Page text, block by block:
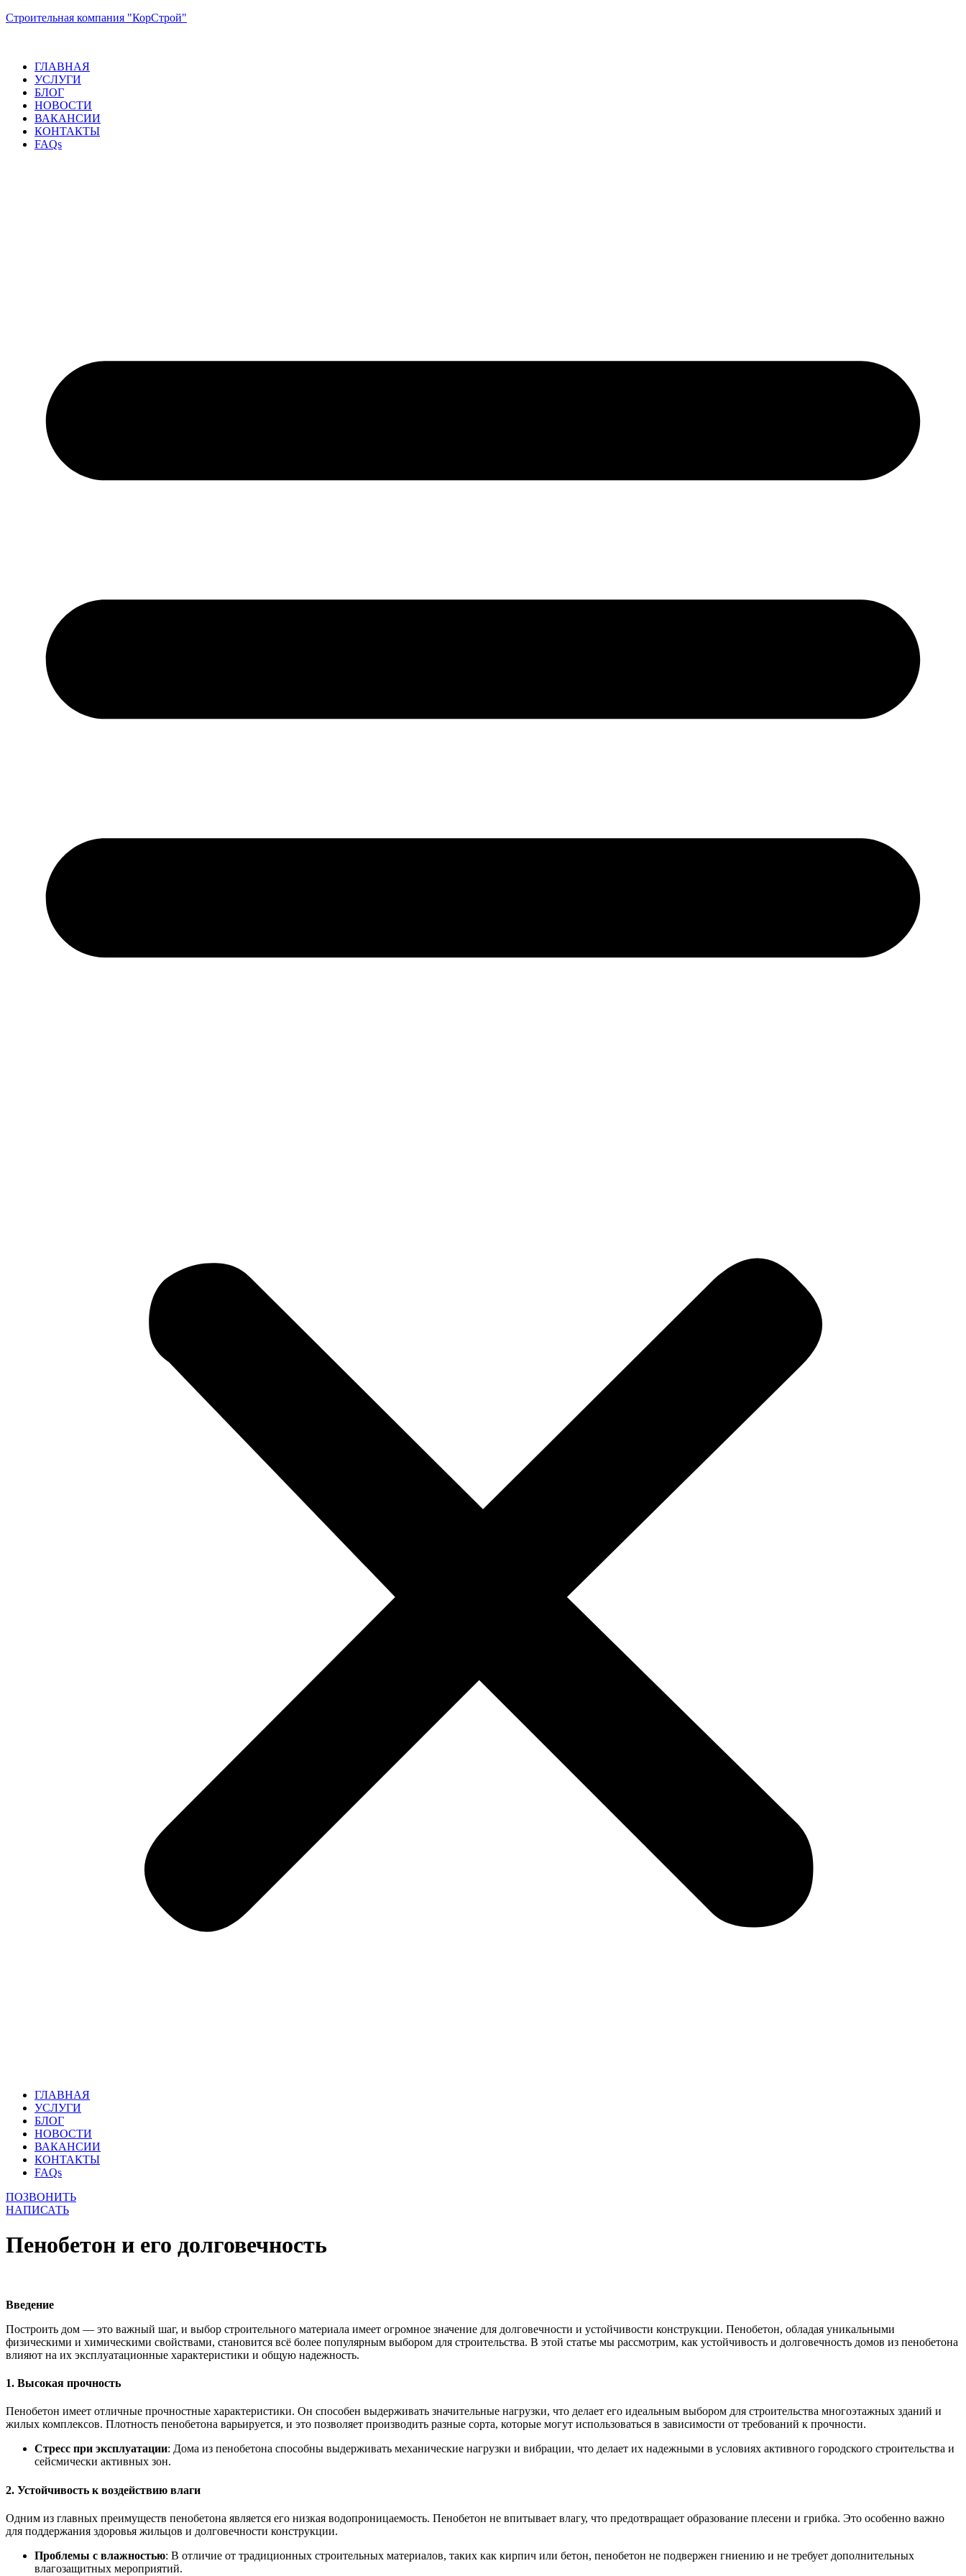
Строительная компания "КорСтрой"
ГЛАВНАЯ
УСЛУГИ
БЛОГ
НОВОСТИ
ВАКАНСИИ
КОНТАКТЫ
FAQs
ГЛАВНАЯ
УСЛУГИ
БЛОГ
НОВОСТИ
ВАКАНСИИ
КОНТАКТЫ
FAQs
ПОЗВОНИТЬ
НАПИСАТЬ
Пенобетон и его долговечность
Введение
Построить дом — это важный шаг, и выбор строительного материала имеет огромное значение для долговечности и устойчивости конструкции. Пенобетон, обладая уникальными
физическими и химическими свойствами, становится всё более популярным выбором для строительства. В этой статье мы рассмотрим, как устойчивость и долговечность домов из пенобетона
влияют на их эксплуатационные характеристики и общую надежность.
1. Высокая прочность
Пенобетон имеет отличные прочностные характеристики. Он способен выдерживать значительные нагрузки, что делает его идеальным выбором для строительства многоэтажных зданий и
жилых комплексов. Плотность пенобетона варьируется, и это позволяет производить разные сорта, которые могут использоваться в зависимости от требований к прочности.
Стресс при эксплуатации: Дома из пенобетона способны выдерживать механические нагрузки и вибрации, что делает их надежными в условиях активного городского строительства и
сейсмически активных зон.
2. Устойчивость к воздействию влаги
Одним из главных преимуществ пенобетона является его низкая водопроницаемость. Пенобетон не впитывает влагу, что предотвращает образование плесени и грибка. Это особенно важно
для поддержания здоровья жильцов и долговечности конструкции.
Проблемы с влажностью: В отличие от традиционных строительных материалов, таких как кирпич или бетон, пенобетон не подвержен гниению и не требует дополнительных
влагозащитных мероприятий.